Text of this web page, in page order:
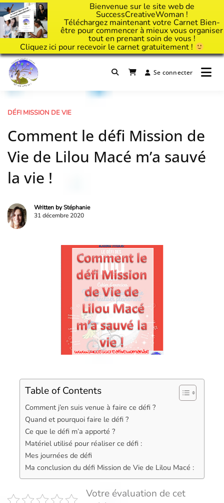
Bienvenue sur le site web de
SuccessCreativeWoman !
Téléchargez maintenant votre Carnet Bien-
être pour commencer à mieux vous organiser
tout en prenant soin de vous !
Cliquez ici pour recevoir le carnet gratuitement !
Passer
contenu
Il est temps d'ART'ivez votre vie !Se connecter
DÉFI MISSION DE VIE
Comment le défi Mission de
Vie de Lilou Macé m’a sauvé
la vie !
Written byStéphanie
31 décembre 2020
Table of Contents
Comment j’en suis venue à faire ce défi ?
Quand et pourquoi faire le défi ?
Ce que le défi m’a apporté ?
Matériel utilisé pour réaliser ce défi :
Mes journées de défi
Ma conclusion du défi Mission de Vie de Lilou Macé :
Votre évaluation de cet